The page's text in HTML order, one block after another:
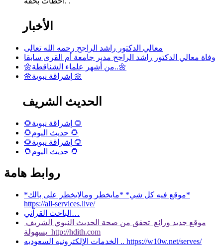
الأخبار
معالي الدكتور راشد الراجح رحمه الله تعالى
وفاة معالي الدكتور راشد الراجح مدير جامعة أم القرى سابقا
🌼من أشهر علماء الشناقطة..🌼
🌼إشراقة نبوية 🌼
الحديث الشريف
🌻إشراقة نبوية 🌻
🌻حديث اليوم 🌻
🌻إشراقة نبوية 🌻
🌻حديث اليوم 🌻
روابط هامة
*موقع فيه كل شي* *مايخطر ومالايخطر على بالك*
https://all-services.live/
الباحث القرآني…
موقع جديد ورائع تحقق من صحة الحديث النبوي الشريف
بسهولة http://hdith.com
الخدمات الإلكترونيه السعوديه .. https://w10w.net/serves/